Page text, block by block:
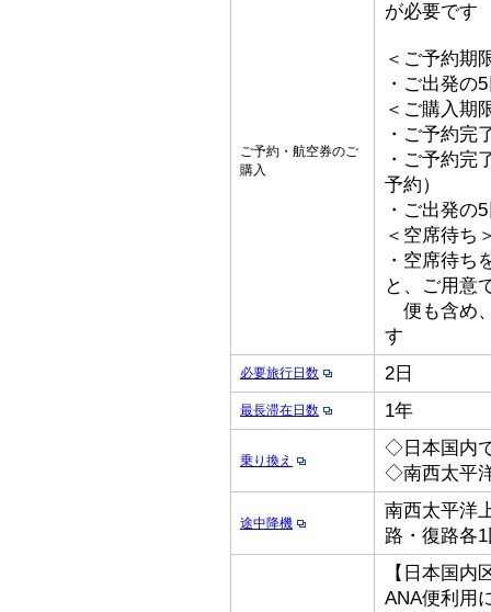
ご予約・航空券のご
購入
が必要です
＜ご予約期
・ご出発の
＜ご購入期
・ご予約完
・ご予約完
予約）
・ご出発の
＜空席待ち
・空席待ち
と、ご用意
便も含め
す
必要旅行日数 2日
最長滞在日数 1年
乗り換え
◇日本国内
◇南西太平
途中降機
南西太平洋
路・復路各
【日本国内
ANA便利用